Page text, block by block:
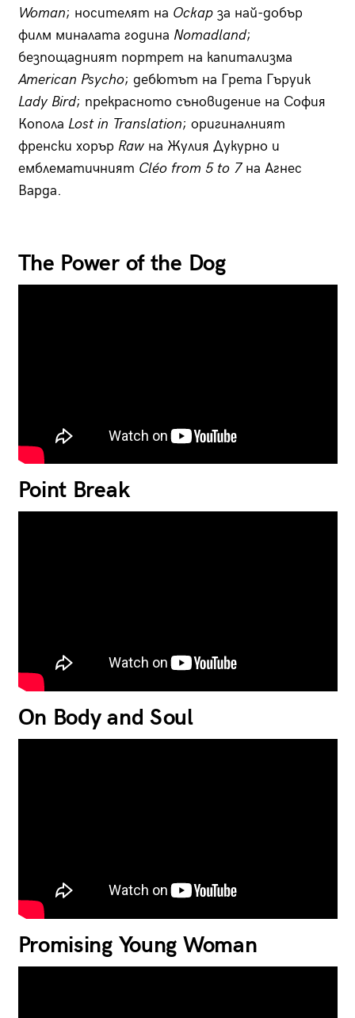
Woman; носителят на Оскарза най-добър
филм миналата година Nomadland;
безпощадният портрет на капитализма
American Psycho; дебютът на Грета Гъруик
Lady Bird; прекрасното съновидение на София
Копола Lost in Translation; оригиналният
френски хорър Rawна Жулия Дукурно и
емблематичният Cléo from 5 to 7на Агнес
Варда.
The Power of the Dog
Point Break
On Body and Soul
Promising Young Woman